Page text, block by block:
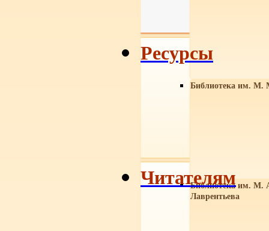
Библиотека им. М.
Библиотека им. М.
Лаврентьева
Ресурсы
Читателям